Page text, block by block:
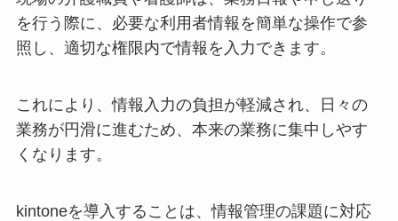
を行う際に、必要な利用者情報を簡単な操作で参
照し、適切な権限内で情報を入力できます。
これにより、情報入力の負担が軽減され、日々の
業務が円滑に進むため、本来の業務に集中しやす
くなります。
kintoneを導入することは、情報管理の課題に対応